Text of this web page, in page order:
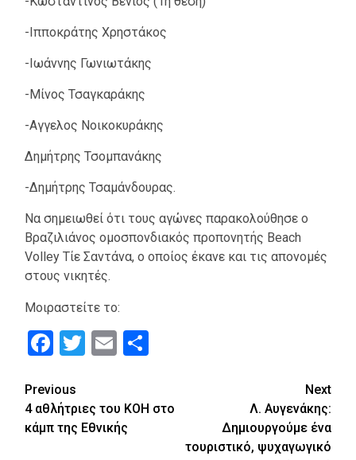
-Ιπποκράτης Χρηστάκος
-Ιωάννης Γωνιωτάκης
-Μίνος Τσαγκαράκης
-Αγγελος Νοικοκυράκης
Δημήτρης Τσομπανάκης
-Δημήτρης Τσαμάνδουρας.
Να σημειωθεί ότι τους αγώνες παρακολούθησε ο
Βραζιλιάνος ομοσπονδιακός προπονητής Beach
Volley Τίε Σαντάνα, o οποίος έκανε και τις απονομές
στους νικητές.
Μοιραστείτε το:
Facebook
Twitter
Email
Continue
Reading
Previous
4 αθλήτριες του ΚΟΗ στο
κάμπ της Εθνικής
Next
Λ. Αυγενάκης:
Δημιουργούμε ένα
τουριστικό, ψυχαγωγικό